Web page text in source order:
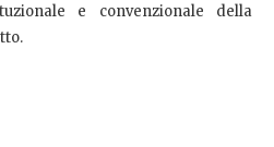
e convenzionale della